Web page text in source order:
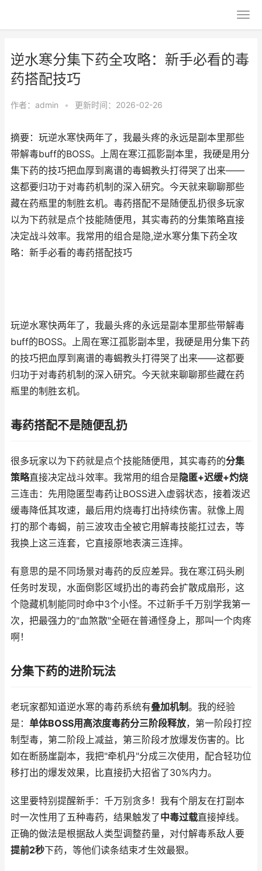
逆水寒分集下药全攻略：新手必看的毒
药搭配技巧
作者： admin • 更新时间：2026-02-26
摘要：玩逆水寒快两年了，我最头疼的永远是副本里那些
带解毒buff的BOSS。上周在寒江孤影副本里，我硬是用分
集下药的技巧把血厚到离谱的毒蝎教头打得哭了出来——
这都要归功于对毒药机制的深入研究。今天就来聊聊那些
藏在药瓶里的制胜玄机。毒药搭配不是随便乱扔很多玩家
以为下药就是点个技能随便甩，其实毒药的分集策略直接
决定战斗效率。我常用的组合是隐,逆水寒分集下药全攻
略：新手必看的毒药搭配技巧
玩逆水寒快两年了，我最头疼的永远是副本里那些带解毒
buff的BOSS。上周在寒江孤影副本里，我硬是用分集下药
的技巧把血厚到离谱的毒蝎教头打得哭了出来——这都要
归功于对毒药机制的深入研究。今天就来聊聊那些藏在药
瓶里的制胜玄机。
毒药搭配不是随便乱扔
很多玩家以为下药就是点个技能随便甩，其实毒药的分集
策略直接决定战斗效率。我常用的组合是 隐匿+迟缓+灼烧
三连击：先用隐匿型毒药让BOSS进入虚弱状态，接着泼迟
缓毒降低其攻速，最后用灼烧毒打出持续伤害。就像上周
打的那个毒蝎，前三波攻击全被它用解毒技能扛过去，等
我换上这三连套，它直接原地表演三连摔。
有意思的是不同场景对毒药的反应差异。我在寒江码头刷
任务时发现，水面倒影区域扔出的毒药会扩散成扇形，这
个隐藏机制能同时命中3个小怪。不过新手千万别学我第一
次，把最强力的"血煞散"全砸在普通怪身上，那叫一个肉疼
啊！
分集下药的进阶玩法
老玩家都知道逆水寒的毒药系统有叠加机制。我的经验
是： 单体BOSS用高浓度毒药分三阶段释放，第一阶段打控
制型毒，第二阶段上减益，第三阶段才放爆发伤害的。比
如在断肠崖副本，我把"牵机丹"分成三次使用，配合轻功位
移打出的爆发效果，比直接扔大招省了30%内力。
这里要特别提醒新手：千万别贪多！我有个朋友在打副本
时一次性用了五种毒药，结果触发了中毒过载直接掉线。
正确的做法是根据敌人类型调整药量，对付解毒系敌人要
提前2秒下药，等他们读条结束才生效最狠。